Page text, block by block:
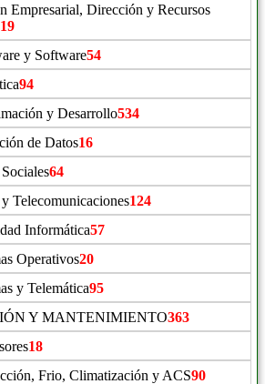
Empresarial, Dirección y Recursos
19
y Software54
94
y Desarrollo534
de Datos16
64
Telecomunicaciones124
Informática57
Operativos20
y Telemática95
Y MANTENIMIENTO363
18
Frio, Climatización y ACS90